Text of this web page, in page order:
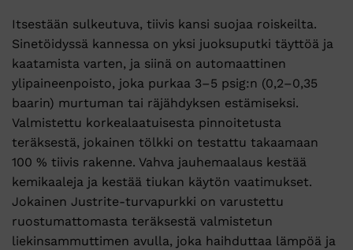
Itsestään sulkeutuva, tiivis kansi suojaa roiskeilta.
Sinetöidyssä kannessa on yksi juoksuputki täyttöä ja
kaatamista varten, ja siinä on automaattinen
ylipaineenpoisto, joka purkaa 3–5 psig:n (0,2–0,35
baarin) murtuman tai räjähdyksen estämiseksi.
Valmistettu korkealaatuisesta pinnoitetusta
teräksestä, jokainen tölkki on testattu takaamaan
100 % tiivis rakenne. Vahva jauhemaalaus kestää
kemikaaleja ja kestää tiukan käytön vaatimukset.
Jokainen Justrite-turvapurkki on varustettu
ruostumattomasta teräksestä valmistetun
liekinsammuttimen avulla, joka haihduttaa lämpöä ja